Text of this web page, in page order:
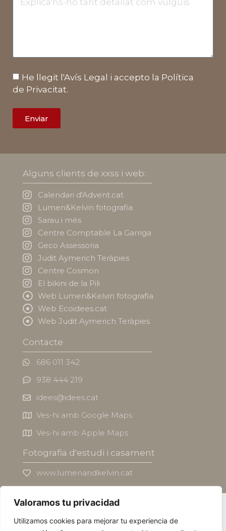
Valoramos tu privacidad
Utilizamos cookies para mejorar tu experiencia de
He llegit l'Avís Legal i accepto la Política
de Privacitat.
Enviar
Alguns clients de xxss i web:
Calendari d'Advent.cat
Lumen&Kelvin fotografia
Sarau i més
Centre Comptable La Garriga
Geco Assessoria
Judit Aymerich Teràpies
Centre Cosmon
El bikini de la Pili
Web Lumen&Kelvin fotografia
Web Ecoidees.cat
Web Judit Aymerich Teràpies
Contacte
686 011 342
938 444 219
idees@idees.cat
Ves-hi amb Google Maps
Ves-hi amb Apple Maps
Fotografia d'estudi i casament
www.lumenandkelvin.cat
© Idees publicitat a través de l'objecte, S.L.U.